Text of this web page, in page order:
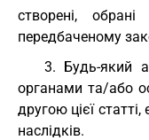
створені,
передбаченому
3. Будь-який
органами та/або
другою цієї
наслідків.